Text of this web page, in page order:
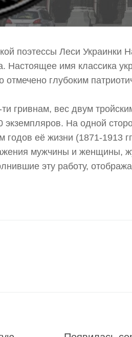
поэтессы Леси Украинки
Настоящее имя классика
глубоким
гривнам, вес двум
экземпляров. На одной
годов её жизни (1871-1913
мужчины и женщины,
эту работу,